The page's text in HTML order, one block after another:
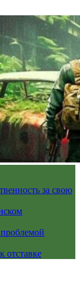
за свою
отставке